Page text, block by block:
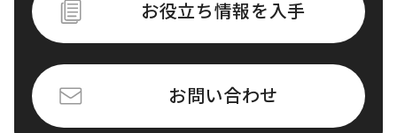
お役立ち情報を入手
お問い合わせ